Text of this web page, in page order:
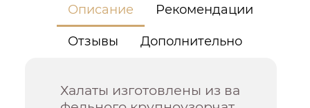
Описание Рекомендации
Отзывы Дополнительно
Халаты изготовлены из ва